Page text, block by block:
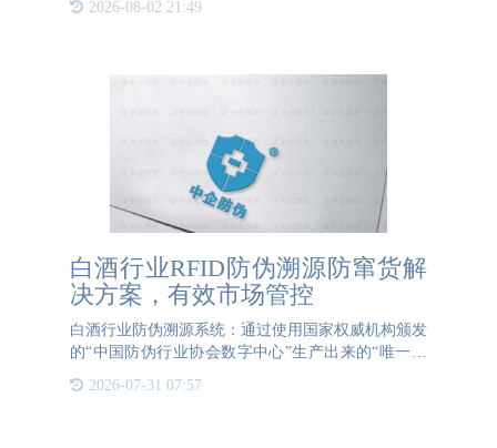
成危害，还可能会给家长带来很多麻烦和经济损失。
2026-08-02 21:49
白酒行业RFID防伪溯源防窜货解
决方案，有效市场管控
白酒行业防伪溯源系统：通过使用国家权威机构颁发
的“中国防伪行业协会数字中心”生产出来的“唯一标
识码及唯一性标识”，建立起一个完整而严密的数字
信息体系，从而形成“身份证式数字化防伪标签”并应
2026-07-31 07:57